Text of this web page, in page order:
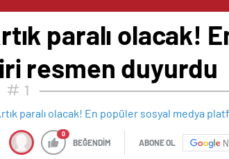
paralı olacak!
resmen duyurdu
1
0
BEĞENDİM ABONE OL